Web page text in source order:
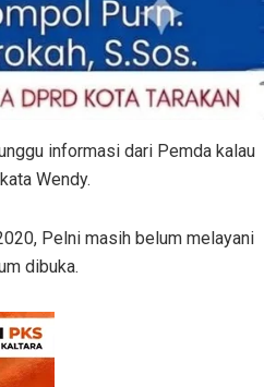
informasi dari Pemda kalau
Wendy.
Pelni masih belum melayani
dibuka.